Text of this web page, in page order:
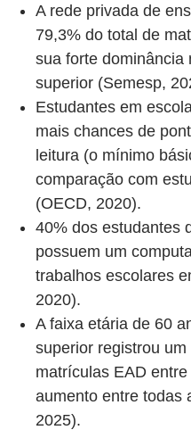
A rede privada de
79,3% do total de
sua forte dominância
superior (Semesp,
Estudantes em
mais chances de
leitura (o mínimo
comparação com
(OECD, 2020).
40% dos estudantes
possuem um
trabalhos escolares
2020).
A faixa etária de 60
superior registrou
matrículas EAD
aumento entre todas
2025).